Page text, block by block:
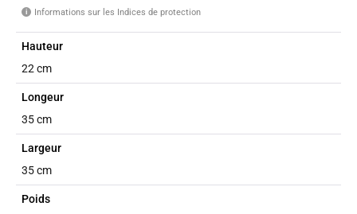
i Informations sur les Indices de protection
Hauteur
22 cm
Longeur
35 cm
Largeur
35 cm
Poids